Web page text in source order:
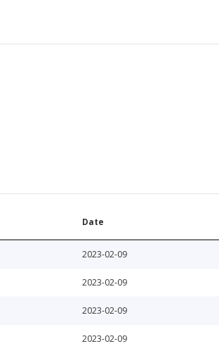
Date
2023-02-09
2023-02-09
2023-02-09
2023-02-09